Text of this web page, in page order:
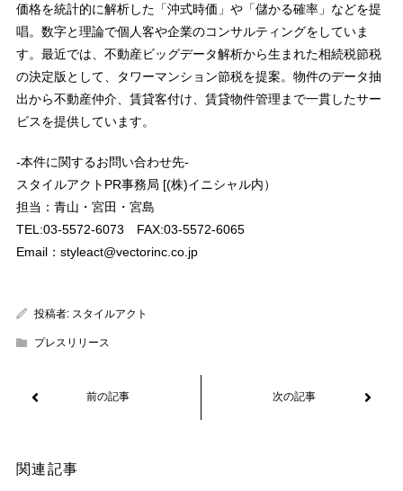
価格を統計的に解析した「沖式時価」や「儲かる確率」などを提
唱。数字と理論で個人客や企業のコンサルティングをしていま
す。最近では、不動産ビッグデータ解析から生まれた相続税節税
の決定版として、タワーマンション節税を提案。物件のデータ抽
出から不動産仲介、賃貸客付け、賃貸物件管理まで一貫したサー
ビスを提供しています。
-本件に関するお問い合わせ先-
スタイルアクトPR事務局 [(株)イニシャル内）
担当：青山・宮田・宮島
TEL:03-5572-6073 FAX:03-5572-6065
Email：styleact@vectorinc.co.jp
投稿者: スタイルアクト
プレスリリース
関連記事